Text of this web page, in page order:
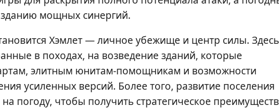
мощных синергий.
Хэмлет — личное убежище и центр силы. Здесь
в походах, на возведение зданий, которые
элитным юнитам-помощникам и возможности
усиленных версий. Более того, развитие поселения
погоду, чтобы получить стратегическое